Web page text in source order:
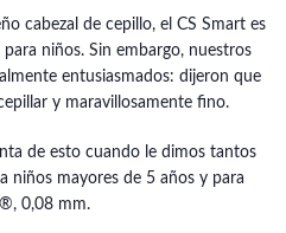
cabezal de cepillo, el CS Smart es
niños. Sin embargo, nuestros
entusiasmados: dijeron que
y maravillosamente fino.
de esto cuando le dimos tantos
niños mayores de 5 años y para
0,08 mm.